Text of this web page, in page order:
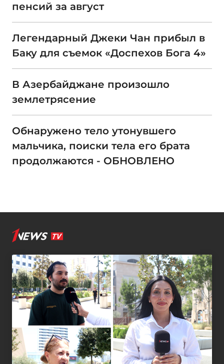
пенсий за август
Легендарный Джеки Чан прибыл в
Баку для съемок «Доспехов Бога 4»
В Азербайджане произошло
землетрясение
Обнаружено тело утонувшего
мальчика, поиски тела его брата
продолжаются - ОБНОВЛЕНО